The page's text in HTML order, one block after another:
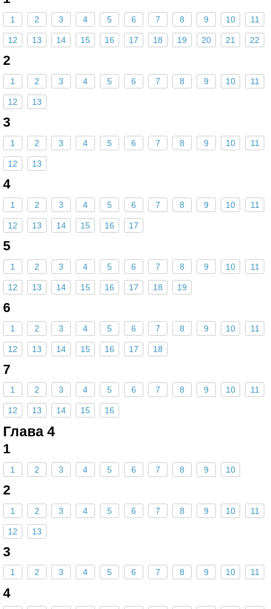
1 2 3 4 5 6 7 8 9 10 11
12 13 14 15 16 17 18 19 20 21 22
2
1 2 3 4 5 6 7 8 9 10 11
12 13
3
1 2 3 4 5 6 7 8 9 10 11
12 13
4
1 2 3 4 5 6 7 8 9 10 11
12 13 14 15 16 17
5
1 2 3 4 5 6 7 8 9 10 11
12 13 14 15 16 17 18 19
6
1 2 3 4 5 6 7 8 9 10 11
12 13 14 15 16 17 18
7
1 2 3 4 5 6 7 8 9 10 11
12 13 14 15 16
Глава 4
1
1 2 3 4 5 6 7 8 9 10
2
1 2 3 4 5 6 7 8 9 10 11
12 13
3
1 2 3 4 5 6 7 8 9 10 11
4